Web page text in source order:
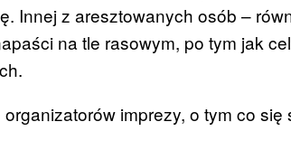
Innej z aresztowanych osób –
na tle rasowym, po tym jak
imprezy, o tym co się